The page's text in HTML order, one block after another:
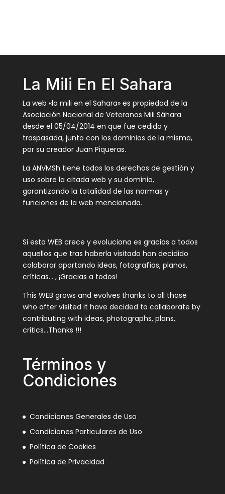
La Mili En El Sahara
La web «la mili en el Sahara» es propiedad de la
Asociación Nacional de Veteranos Mili Sáhara
desde el 05/04/2014 en que fue cedida y
traspasada, junto con los dominios de la misma,
por su creador Juan Piqueras.
La ANVMSh tiene todos los derechos de gestión y
uso sobre la citada web y su dominio,
garantizando la totalidad de las normas y
funciones de la web mencionada.
Si esta WEB crece y evoluciona es gracias a todos
aquellos que tras haberla visitado han decidido
colaborar aportando ideas, fotografías, planos,
críticas… , ¡Gracias a todos!
This WEB grows and evolves thanks to all those
who after visited it have decided to collaborate by
contributing with ideas, photographs, plans,
critics…Thanks !!!
Términos y
Condiciones
Condiciones Generales de Uso
Condiciones Particulares de Uso
Política de Cookies
Política de Privacidad